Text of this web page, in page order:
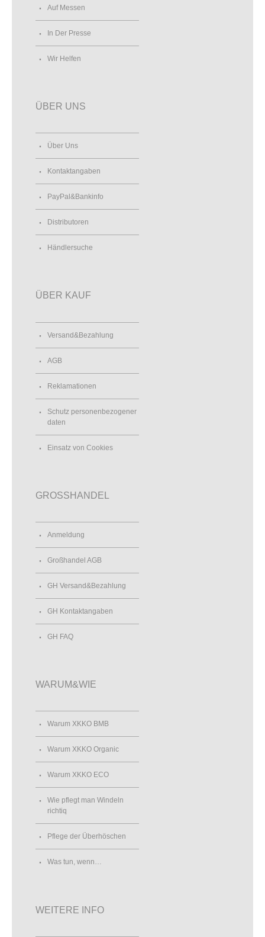
Auf Messen
In Der Presse
Wir Helfen
ÜBER UNS
Über Uns
Kontaktangaben
PayPal&Bankinfo
Distributoren
Händlersuche
ÜBER KAUF
Versand&Bezahlung
AGB
Reklamationen
Schutz personenbezogener
daten
Einsatz von Cookies
GROSSHANDEL
Anmeldung
Großhandel AGB
GH Versand&Bezahlung
GH Kontaktangaben
GH FAQ
WARUM&WIE
Warum XKKO BMB
Warum XKKO Organic
Warum XKKO ECO
Wie pflegt man Windeln
richtiq
Pflege der Überhöschen
Was tun, wenn…
WEITERE INFO